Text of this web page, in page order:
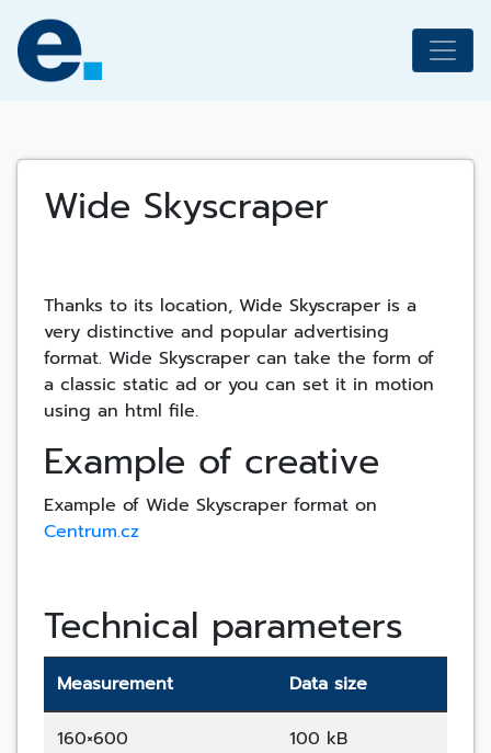
content
Wide Skyscraper
Thanks to its location, Wide Skyscraper is a
very distinctive and popular advertising
format. Wide Skyscraper can take the form of
a classic static ad or you can set it in motion
using an html file.
Example of creative
Example of Wide Skyscraper format on
Centrum.cz
Technical parameters
Measurement Data size
160×600 100 kB